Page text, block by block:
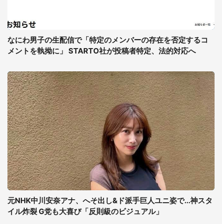
なにわ男子の生配信で「特定のメンバーの存在を否定するコ
メントを執拗に」 STARTO社が投稿者特定、法的対応へ
元NHK中川安奈アナ、へそ出し&ド派手巨人ユニ姿で...神スタ
イル炸裂 G党も大喜び「反則級のビジュアル」